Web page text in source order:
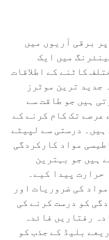
برقی آریوں میں
میں ایک
کاٹنے کے اطلاقات
جدید ترین موٹرز
ہیں جو طاقت سے
عرصے تک کام کرنے کے
درستی سے لپیٹے
مواد کارکردگی
ہیں جو بہترین
حرارت پیدا کیے۔
کی ضروریات اور
کو درست کرنے کی
رفتاریں فائدہ
بلیڈ کے جذب کو